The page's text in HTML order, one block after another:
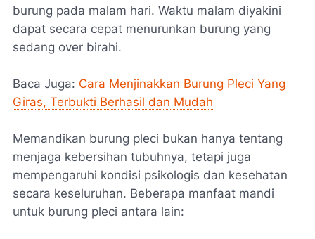
burung pada malam hari. Waktu malam diyakini
dapat secara cepat menurunkan burung yang
sedang over birahi.
Baca Juga: Cara Menjinakkan Burung Pleci Yang
Giras, Terbukti Berhasil dan Mudah
Memandikan burung pleci bukan hanya tentang
menjaga kebersihan tubuhnya, tetapi juga
mempengaruhi kondisi psikologis dan kesehatan
secara keseluruhan. Beberapa manfaat mandi
untuk burung pleci antara lain: